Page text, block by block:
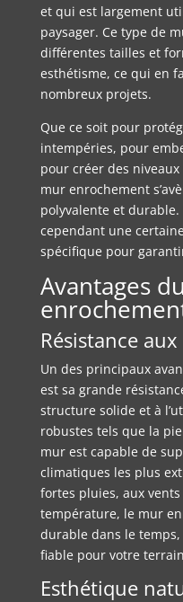
et qui est largement
paysager. Ce type de
différentes tailles et
esthétisme, ce qui en
nombreux projets.
Que ce soit pour
intempéries, pour
pour créer des
mur enrochement
polyvalente et
cependant une
spécifique pour
Avantages
Résistance
Un des principaux
est sa grande
structure solide et à
robustes tels que la
mur est capable de
climatiques les plus
fortes pluies, aux
température, le mur
durable dans le
fiable pour votre
Esthétique